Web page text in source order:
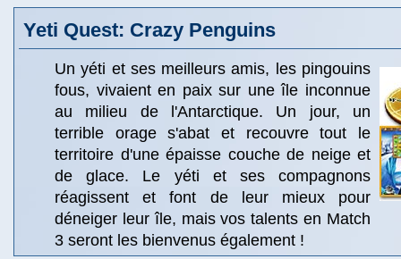
Yeti Quest: Crazy Penguins
Un yéti et ses meilleurs amis, les pingouins
fous, vivaient en paix sur une île inconnue
au milieu de l'Antarctique. Un jour, un
terrible orage s'abat et recouvre tout le
territoire d'une épaisse couche de neige et
de glace. Le yéti et ses compagnons
réagissent et font de leur mieux pour
déneiger leur île, mais vos talents en Match
3 seront les bienvenus également !